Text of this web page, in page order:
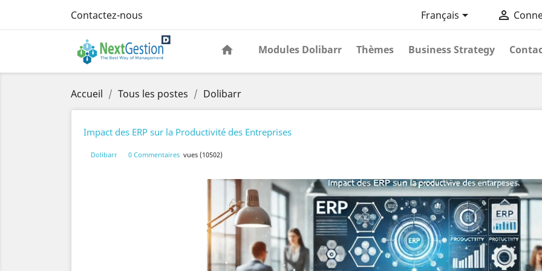
Contactez-nous Français 
Modules Dolibarr Thèmes Business Strategy
Accueil Tous les postes Dolibarr
Impact des ERP sur la Productivité des Entreprises
Dolibarr 0 Commentaires vues (10502)